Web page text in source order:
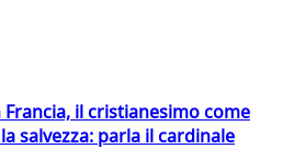
il cristianesimo come
salvezza: parla il cardinale